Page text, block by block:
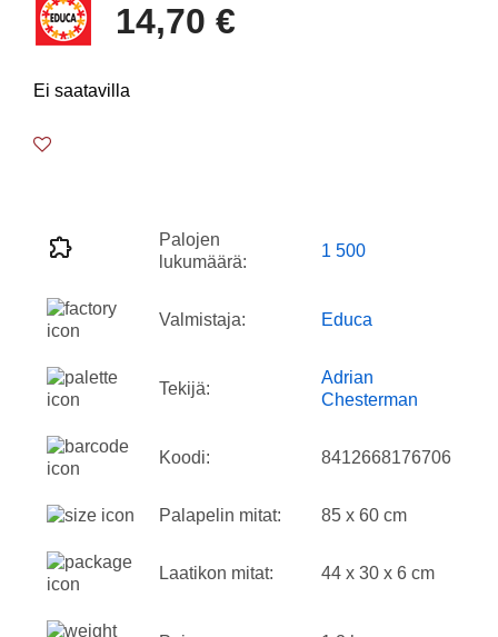
14,70 €
Ei saatavilla
Palojen
lukumäärä:
1 500
Valmistaja: Educa
Tekijä:
Adrian
Chesterman
Koodi: 8412668176706
Palapelin mitat: 85 x 60 cm
Laatikon mitat: 44 x 30 x 6 cm